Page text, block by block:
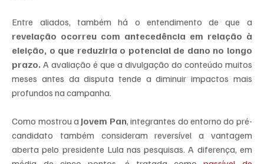
revelação ocorreu com antecedência em relação à
eleição, o que reduziria o potencial de dano no longo
prazo. A avaliação é que a divulgação do conteúdo muitos
meses antes da disputa tende a diminuir impactos mais
profundos na campanha.
Como mostrou a Jovem Pan, integrantes do entorno do pré-
candidato também consideram reversível a vantagem
aberta pelo presidente Lula nas pesquisas. A diferença, em